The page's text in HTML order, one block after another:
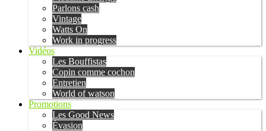
Parlons cash
Vintage
Watts On
Work in progress
Vidéos
Les Bouffistas
Copin comme cochon
Entretien
World of watson
Promotions
Les Good News
Évasion